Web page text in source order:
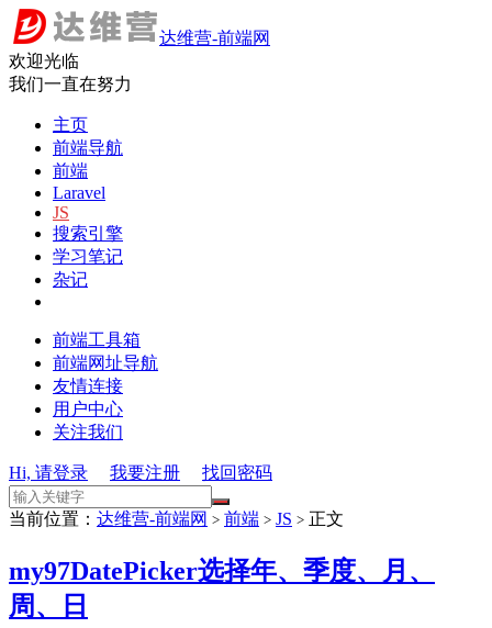
达维营-前端网
欢迎光临
我们一直在努力
主页
前端导航
前端
Laravel
JS
搜索引擎
学习笔记
杂记
前端工具箱
前端网址导航
友情连接
用户中心
关注我们
Hi, 请登录 我要注册 找回密码
当前位置： 达维营-前端网 > 前端 > JS > 正文
my97DatePicker选择年、季度、月、
周、日